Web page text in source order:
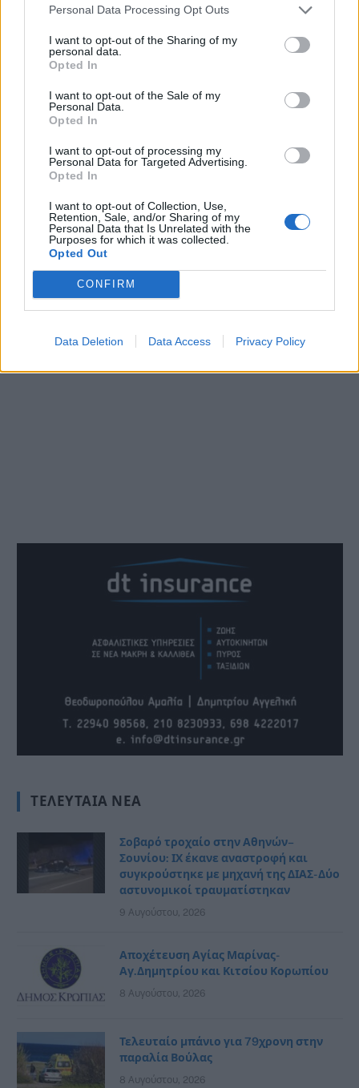
Personal Data Processing Opt Outs
I want to opt-out of the Sharing of my
personal data.
Opted In
I want to opt-out of the Sale of my
Personal Data.
Opted In
I want to opt-out of processing my
Personal Data for Targeted Advertising.
Opted In
I want to opt-out of Collection, Use,
Retention, Sale, and/or Sharing of my
Personal Data that Is Unrelated with the
Purposes for which it was collected.
Opted Out
CONFIRM
Data Deletion Data Access Privacy Policy
ΤΕΛΕΥΤΑΊΑ ΝΈΑ
Σοβαρό τροχαίο στην Αθηνών–
Σουνίου: ΙΧ έκανε αναστροφή και
συγκρούστηκε με μηχανή της ΔΙΑΣ- Δύο
αστυνομικοί τραυματίστηκαν
9 Αυγούστου, 2026
Αποχέτευση Αγίας Μαρίνας-
Αγ.Δημητρίου και Κιτσίου Κορωπίου
8 Αυγούστου, 2026
Τελευταίο μπάνιο για 79χρονη στην
παραλία Βούλας
8 Αυγούστου, 2026